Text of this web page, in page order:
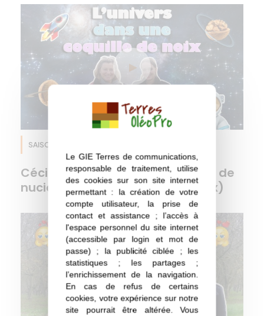
Le GIE Terres de communications,
responsable de traitement, utilise
des cookies sur son site internet
permettant : la création de votre
compte utilisateur, la prise de
contact et assistance ; l’accès à
l'espace personnel du site internet
(accessible par login et mot de
passe) ; la publicité ciblée ; les
statistiques ; les partages ;
l’enrichissement de la navigation.
En cas de refus de certains
cookies, votre expérience sur notre
site pourrait être altérée. Vous
SAISON 6
Cécile vous raconte sa vocation de
nucicultrice (productrice de noix)